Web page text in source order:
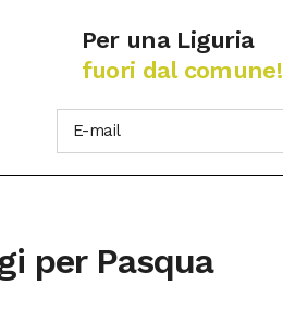
Per una Liguria
fuori dal comune!
per Pasqua